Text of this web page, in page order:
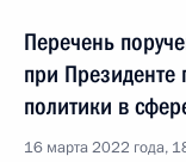
Перечень
при Президенте
политики в
16 марта 2022 года,